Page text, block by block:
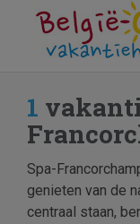
1
Spa-
genieten van de
centraal staan,